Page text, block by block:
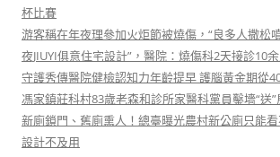
杯比賽
游客稱在年夜理參加火炬節被燒傷，“良多人撒松
夜JIUYI俱意住宅設計”，醫院：燒傷科2天接診10
守護秀傳醫院健檢認知力年齡提早 護腦黃金期從
馮家鎮莊科村83歲老森和診所家醫科黨員鑿墻“送
新廁鎖門、舊廁熏人！總臺曝光農村新公廁只能看
設計不及用